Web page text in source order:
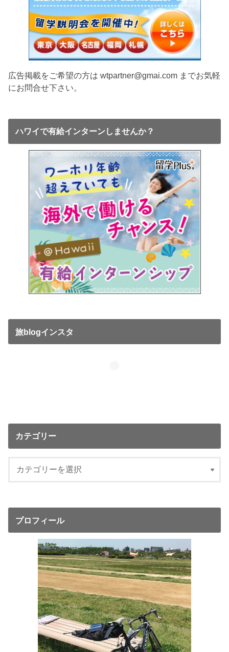
広告掲載をご希望の方は wtpartner@gmai.com までお気軽
にお問合せ下さい。
ハワイで有給インターンしませんか？
旅blogインスタ
カテゴリー
プロフィール